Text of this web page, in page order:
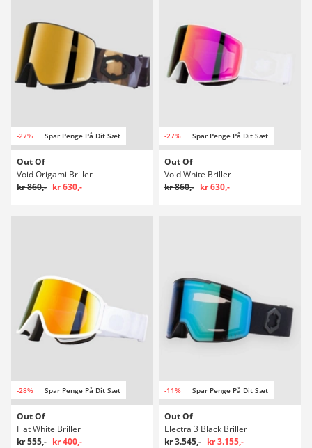
-27% Spar Penge På Dit Sæt
Out Of
Void Origami Briller
kr 860,- kr 630,-
-27% Spar Penge På Dit Sæt
Out Of
Void White Briller
kr 860,- kr 630,-
-28% Spar Penge På Dit Sæt
Out Of
Flat White Briller
kr 555,- kr 400,-
-11% Spar Penge På Dit Sæt
Out Of
Electra 3 Black Briller
kr 3.545,- kr 3.155,-